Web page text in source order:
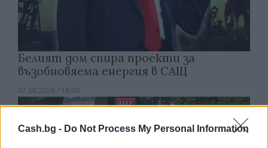
Cash.bg - Do Not Process My Personal Information
Белият дом спира проекти за
възобновяема енергия в САЩ
07.08.2026 / 18:00